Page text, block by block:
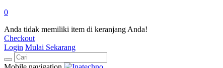
0
Anda tidak memiliki item di keranjang Anda!
Checkout
Login Mulai Sekarang